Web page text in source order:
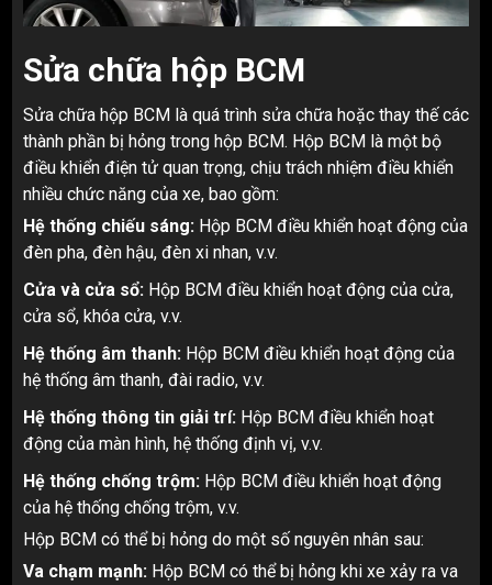
Sửa chữa hộp BCM
Sửa chữa hộp BCM là quá trình sửa chữa hoặc thay thế các
thành phần bị hỏng trong hộp BCM. Hộp BCM là một bộ
điều khiển điện tử quan trọng, chịu trách nhiệm điều khiển
nhiều chức năng của xe, bao gồm:
Hệ thống chiếu sáng: Hộp BCM điều khiển hoạt động của
đèn pha, đèn hậu, đèn xi nhan, v.v.
Cửa và cửa sổ: Hộp BCM điều khiển hoạt động của cửa,
cửa sổ, khóa cửa, v.v.
Hệ thống âm thanh: Hộp BCM điều khiển hoạt động của
hệ thống âm thanh, đài radio, v.v.
Hệ thống thông tin giải trí: Hộp BCM điều khiển hoạt
động của màn hình, hệ thống định vị, v.v.
Hệ thống chống trộm: Hộp BCM điều khiển hoạt động
của hệ thống chống trộm, v.v.
Hộp BCM có thể bị hỏng do một số nguyên nhân sau:
Va chạm mạnh: Hộp BCM có thể bị hỏng khi xe xảy ra va